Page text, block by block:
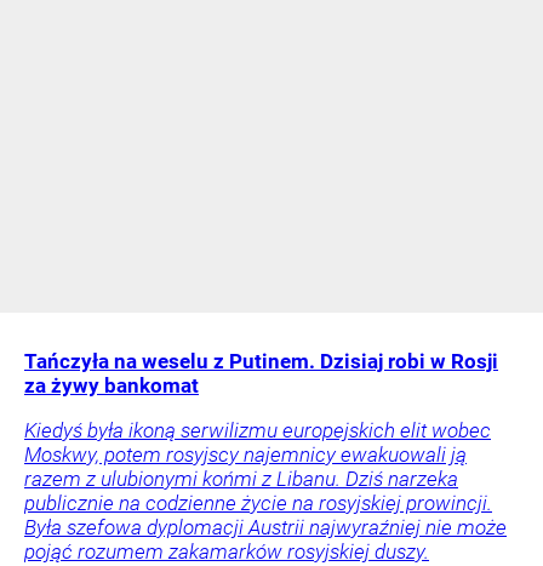
Tańczyła na weselu z Putinem. Dzisiaj robi w Rosji
za żywy bankomat
Kiedyś była ikoną serwilizmu europejskich elit wobec
Moskwy, potem rosyjscy najemnicy ewakuowali ją
razem z ulubionymi końmi z Libanu. Dziś narzeka
publicznie na codzienne życie na rosyjskiej prowincji.
Była szefowa dyplomacji Austrii najwyraźniej nie może
pojąć rozumem zakamarków rosyjskiej duszy.